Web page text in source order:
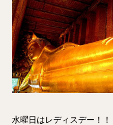
水曜日はレディスデー！！